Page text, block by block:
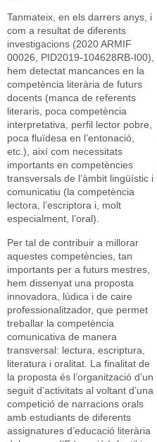
Tanmateix, en els darrers anys, i
com a resultat de diferents
investigacions (2020 ARMIF
00026, PID2019-104628RB-I00),
hem detectat mancances en la
competència literària de futurs
docents (manca de referents
literaris, poca competència
interpretativa, perfil lector pobre,
poca fluïdesa en l’entonació,
etc.), així com necessitats
importants en competències
transversals de l’àmbit lingüístic i
comunicatiu (la competència
lectora, l’escriptora i, molt
especialment, l’oral).
Per tal de contribuir a millorar
aquestes competències, tan
importants per a futurs mestres,
hem dissenyat una proposta
innovadora, lúdica i de caire
professionalitzador, que permet
treballar la competència
comunicativa de manera
transversal: lectura, escriptura,
literatura i oralitat. La finalitat de
la proposta és l’organització d’un
seguit d’activitats al voltant d’una
competició de narracions orals
amb estudiants de diferents
assignatures d’educació literària